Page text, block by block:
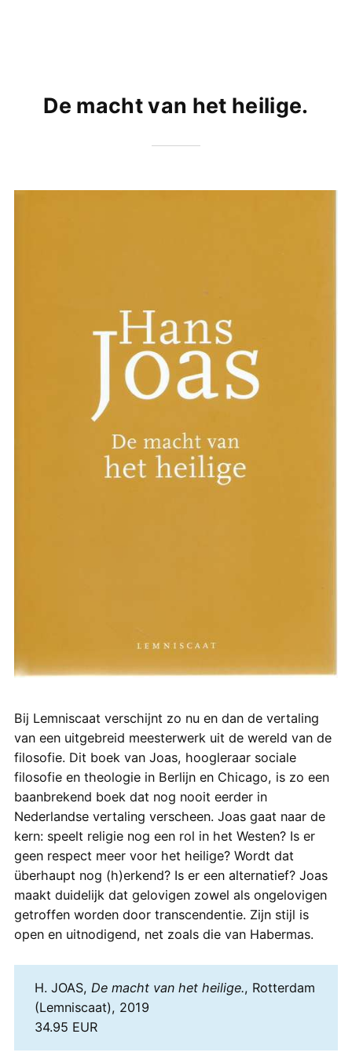
De macht van het heilige.
Bij Lemniscaat verschijnt zo nu en dan de vertaling
van een uitgebreid meesterwerk uit de wereld van de
filosofie. Dit boek van Joas, hoogleraar sociale
filosofie en theologie in Berlijn en Chicago, is zo een
baanbrekend boek dat nog nooit eerder in
Nederlandse vertaling verscheen. Joas gaat naar de
kern: speelt religie nog een rol in het Westen? Is er
geen respect meer voor het heilige? Wordt dat
überhaupt nog (h)erkend? Is er een alternatief? Joas
maakt duidelijk dat gelovigen zowel als ongelovigen
getroffen worden door transcendentie. Zijn stijl is
open en uitnodigend, net zoals die van Habermas.
H. JOAS, De macht van het heilige., Rotterdam
(Lemniscaat), 2019
34.95 EUR